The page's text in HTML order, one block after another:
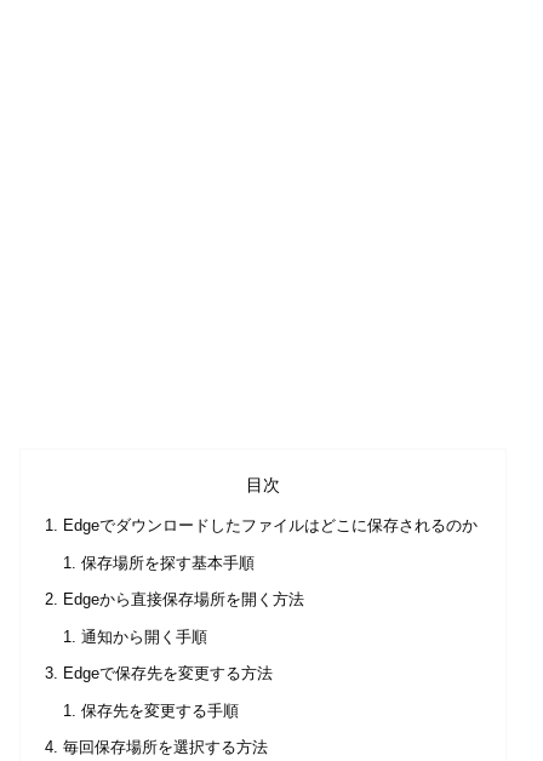
目次
Edgeでダウンロードしたファイルはどこに保存されるのか
保存場所を探す基本手順
Edgeから直接保存場所を開く方法
通知から開く手順
Edgeで保存先を変更する方法
保存先を変更する手順
毎回保存場所を選択する方法